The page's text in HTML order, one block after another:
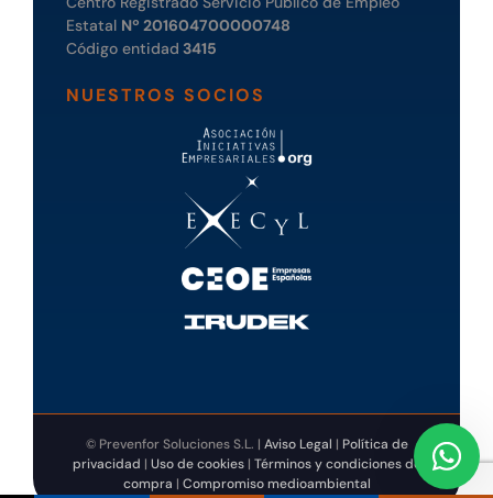
Estatal Nº 201604700000748
Código entidad 3415
NUESTROS SOCIOS
© Prevenfor Soluciones S.L. | Aviso Legal | Política de
privacidad | Uso de cookies| Términos y condiciones de
compra | Compromiso medioambiental